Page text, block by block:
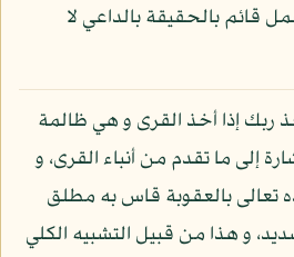
قائم بالحقيقة بالداعي لا
ربك إذا أخذ القرى و هي ظالمة
إلى ما تقدم من أنباء القرى، و
بالعقوبة قاس به مطلق
و هذا من قبيل التشبيه الكلي